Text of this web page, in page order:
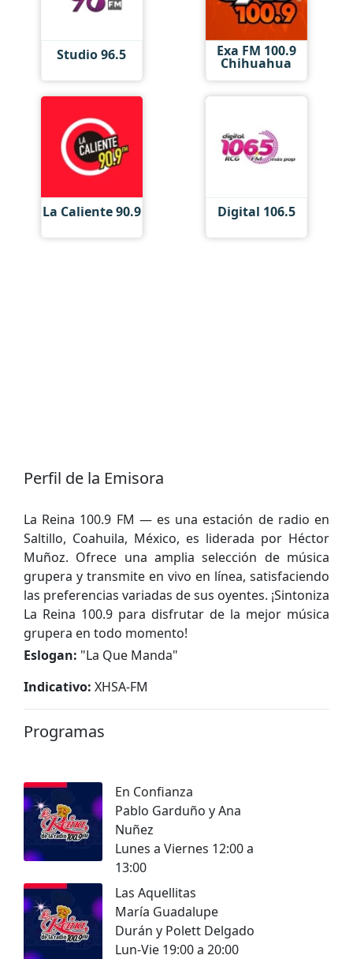
Studio 96.5 Exa FM 100.9
Chihuahua
La Caliente 90.9 Digital 106.5
Perfil de la Emisora
La Reina 100.9 FM — es una estación de radio en
Saltillo, Coahuila, México, es liderada por Héctor
Muñoz. Ofrece una amplia selección de música
grupera y transmite en vivo en línea, satisfaciendo
las preferencias variadas de sus oyentes. ¡Sintoniza
La Reina 100.9 para disfrutar de la mejor música
grupera en todo momento!
Eslogan: "La Que Manda"
Indicativo: XHSA-FM
Programas
En Confianza
Pablo Garduño y Ana
Nuñez
Lunes a Viernes 12:00 a
13:00
Las Aquellitas
María Guadalupe
Durán y Polett Delgado
Lun-Vie 19:00 a 20:00